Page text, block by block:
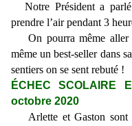
Notre Président a
prendre l’air pendant 3
On pourra même aller
même un best-seller dans
sentiers on se sent rebuté !
ÉCHEC
octobre 2020
Arlette et Gaston sont